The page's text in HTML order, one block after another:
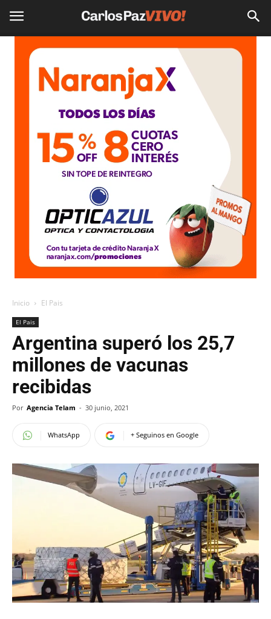
Inicio El Pais
El Pais
Argentina superó los 25,7
millones de vacunas
recibidas
Por Agencia Telam - 30 junio, 2021
WhatsApp + Seguinos en Google